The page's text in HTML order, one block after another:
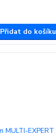
Přidat do košíku